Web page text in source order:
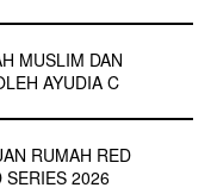
MUSLIM DAN
AYUDIA C
RUMAH RED
SERIES 2026